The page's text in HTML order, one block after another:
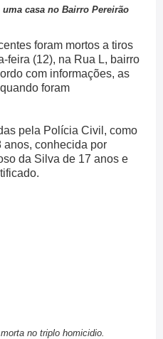
casa no Bairro Pereirão
foram mortos a tiros
feira (12), na Rua L, bairro
com informações, as
foram
pela Polícia Civil, como
anos, conhecida por
da Silva de 17 anos e
no triplo homicidio.